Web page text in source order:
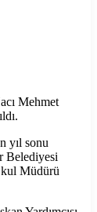
Mehmet
yıl sonu
Belediyesi
Müdürü